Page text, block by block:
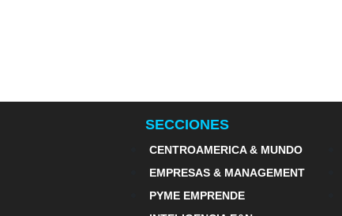
SECCIONES
CENTROAMERICA & MUNDO
EMPRESAS & MANAGEMENT
PYME EMPRENDE